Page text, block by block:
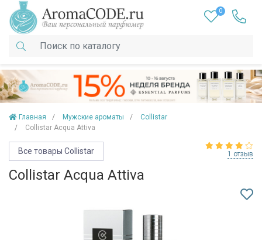
0
Главная Мужские ароматы
Collistar
Collistar Acqua Attiva
Все товары Collistar 1 отзыв
Collistar Acqua Attiva